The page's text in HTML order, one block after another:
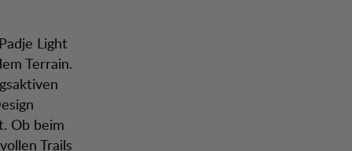
Light
Terrain.
Ob beim
Trails